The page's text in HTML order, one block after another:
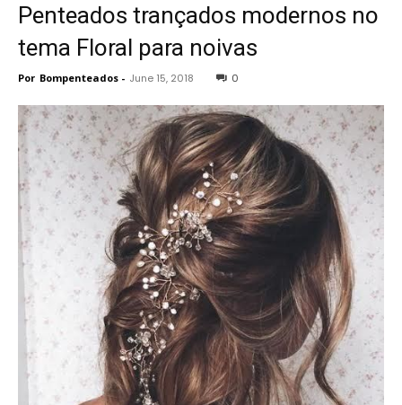
Penteados trançados modernos no
tema Floral para noivas
Por Bompenteados - June 15, 2018 0